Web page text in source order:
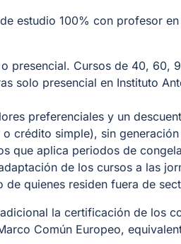
estudio 100% con profesor
presencial. Cursos de 40, 60,
solo presencial en Instituto
preferenciales y un
crédito simple), sin
que aplica periodos de
de los cursos a las
quienes residen fuera de
la certificación de los
Común Europeo,